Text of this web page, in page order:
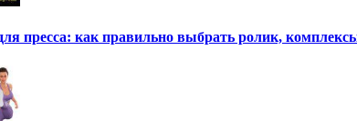
пресса: как правильно выбрать ролик,